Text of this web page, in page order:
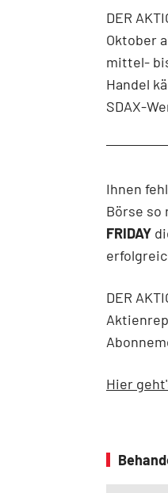
DER
Oktober
mittel-
Handel
SDAX-
Ihnen
Börse so
FRIDAY
DER
Hier